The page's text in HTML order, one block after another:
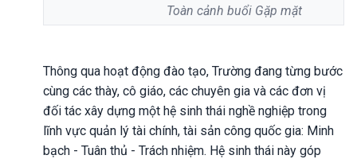
Toàn cảnh buổi Gặp mặt
Thông qua hoạt động đào tạo, Trường đang từng bước
cùng các thày, cô giáo, các chuyên gia và các đơn vị
đối tác xây dựng một hệ sinh thái nghề nghiệp trong
lĩnh vực quản lý tài chính, tài sản công quốc gia: Minh
bạch - Tuân thủ - Trách nhiệm. Hệ sinh thái này góp